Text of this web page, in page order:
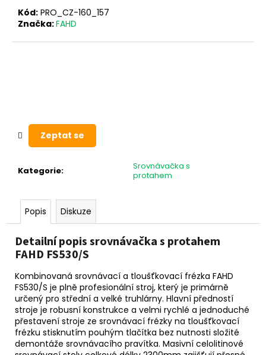
Kód: PRO_CZ-160_157
Značka:FAHD
Kategorie:
Srovnávačka s
protahem
Zeptat se
Popis Diskuze
Detailní popis srovnávačka s protahem
FAHD FS530/S
Kombinovaná srovnávací a tloušťkovací frézka FAHD
FS530/S je plně profesionální stroj, který je primárně
určený pro střední a velké truhlárny. Hlavní předností
stroje je robusní konstrukce a velmi rychlé a jednoduché
přestavení stroje ze srovnávací frézky na tloušťkovací
frézku stisknutím pouhým tlačítka bez nutnosti složité
demontáže srovnávacího pravítka. Masivní celolitinové
D
o
p
m